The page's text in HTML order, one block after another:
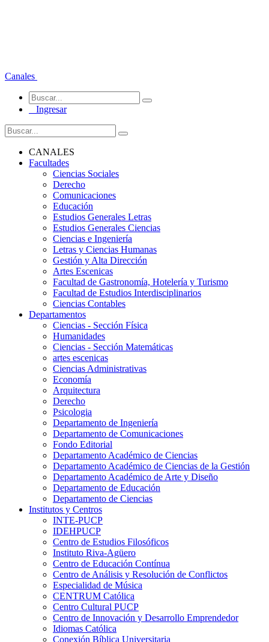
Canales
Ingresar
CANALES
Facultades
Ciencias Sociales
Derecho
Comunicaciones
Educación
Estudios Generales Letras
Estudios Generales Ciencias
Ciencias e Ingeniería
Letras y Ciencias Humanas
Gestión y Alta Dirección
Artes Escenicas
Facultad de Gastronomía, Hotelería y Turismo
Facultad de Estudios Interdisciplinarios
Ciencias Contables
Departamentos
Ciencias - Sección Física
Humanidades
Ciencias - Sección Matemáticas
artes escenicas
Ciencias Administrativas
Economía
Arquitectura
Derecho
Psicologia
Departamento de Ingeniería
Departamento de Comunicaciones
Fondo Editorial
Departamento Académico de Ciencias
Departamento Académico de Ciencias de la Gestión
Departamento Académico de Arte y Diseño
Departamento de Educación
Departamento de Ciencias
Institutos y Centros
INTE-PUCP
IDEHPUCP
Centro de Estudios Filosóficos
Instituto Riva-Agüero
Centro de Educación Contínua
Centro de Análisis y Resolución de Conflictos
Especialidad de Música
CENTRUM Católica
Centro Cultural PUCP
Centro de Innovación y Desarrollo Emprendedor
Idiomas Católica
Conexión Bíblica Universitaria